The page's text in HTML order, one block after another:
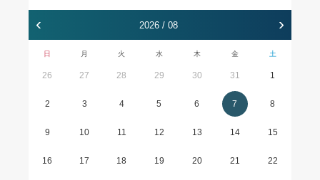
‹ 2026 / 08 ›
日 月 火 水 木 金 土
26 27 28 29 30 31 1
2 3 4 5 6 7 8
9 10 11 12 13 14 15
16 17 18 19 20 21 22